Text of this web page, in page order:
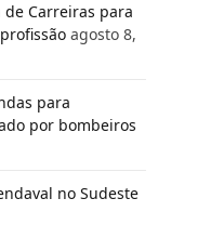
de Carreiras para
agosto 8,
para
por bombeiros
no Sudeste